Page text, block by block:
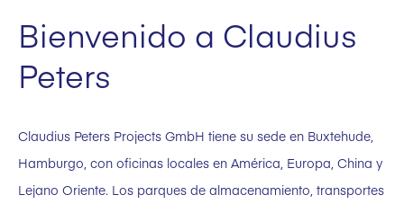
Bienvenido a Claudius
Peters
Claudius Peters Projects GmbH tiene su sede en Buxtehude,
Hamburgo, con oficinas locales en América, Europa, China y
Lejano Oriente. Los parques de almacenamiento, transportes